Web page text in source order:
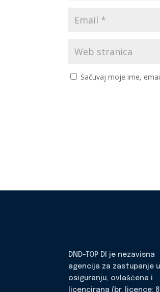
Sačuvaj moje ime,
DND-TOP DI je nezavisna
agencija za zastupanje u
osiguranju, ovlašćena i
licencirana (br. licence: